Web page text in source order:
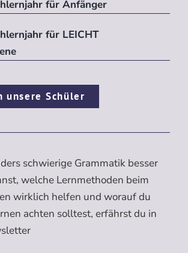
für Anfänger
für LEICHT
unsere Schüler
schwierige Grammatik besser
welche Lernmethoden beim
wirklich helfen und worauf du
achten solltest, erfährst du in